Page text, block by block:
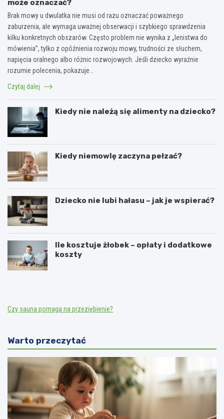
może oznaczać?
Brak mowy u dwulatka nie musi od razu oznaczać poważnego
zaburzenia, ale wymaga uważnej obserwacji i szybkiego sprawdzenia
kilku konkretnych obszarów. Często problem nie wynika z „lenistwa do
mówienia”, tylko z opóźnienia rozwoju mowy, trudności ze słuchem,
napięcia oralnego albo różnic rozwojowych. Jeśli dziecko wyraźnie
rozumie polecenia, pokazuje…
Czytaj dalej
Kiedy nie należą się alimenty na dziecko?
Kiedy niemowlę zaczyna pełzać?
Dziecko nie lubi hałasu – jak je wspierać?
Ile kosztuje żłobek – opłaty i dodatkowe
koszty
Czy sauna pomaga na przeziębienie?
Warto przeczytać